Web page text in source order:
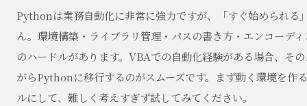
Pythonは業務自動化に非常に強力ですが、「すぐ始められる
ん。環境構築・ライブラリ管理・パスの書き方・エンコーデ
のハードルがあります。VBAでの自動化経験がある場合、そ
がらPythonに移行するのがスムーズです。まず動く環境を作
ルにして、難しく考えすぎず試してみてください。